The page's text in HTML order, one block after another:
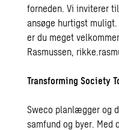
forneden. Vi inviterer
ansøge hurtigst
er du meget
Rasmussen,
Transforming Society
Sweco planlægger og
samfund og byer. Med